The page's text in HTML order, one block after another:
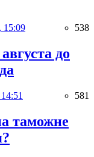
15:09 538
до
581
таможне